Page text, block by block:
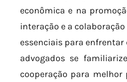
econômica e na
interação e a
essenciais para
advogados se
cooperação para